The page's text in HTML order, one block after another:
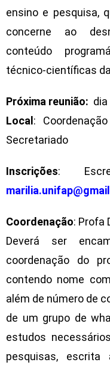
ensino e pesquisa,
concerne ao
conteúdo
técnico-científicas
Próxima reunião: dia
Local :
Secretariado
Inscrições:
Coordenação: Profa
Deverá ser
coordenação do
contendo nome
além de número de
de um grupo de
estudos
pesquisas,